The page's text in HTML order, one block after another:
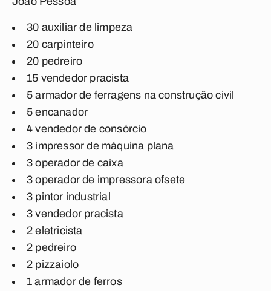
30 auxiliar de limpeza
20 carpinteiro
20 pedreiro
15 vendedor pracista
5 armador de ferragens na construção civil
5 encanador
4 vendedor de consórcio
3 impressor de máquina plana
3 operador de caixa
3 operador de impressora ofsete
3 pintor industrial
3 vendedor pracista
2 eletricista
2 pedreiro
2 pizzaiolo
1 armador de ferros